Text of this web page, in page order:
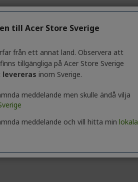
till Acer Store Sverige
från ett annat land. Observera att
tillgängliga på Acer Store Sverige
levereras inom Sverige.
meddelande men skulle ändå vilja
meddelande och vill hitta min lokala